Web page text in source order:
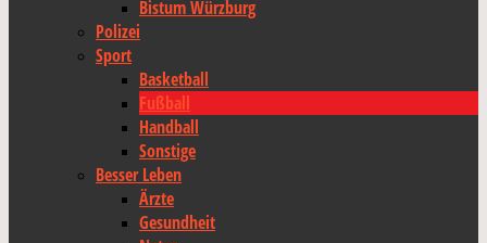
Bistum Würzburg
Polizei
Sport
Basketball
Fußball
Handball
Sonstige
Besser Leben
Ärzte
Gesundheit